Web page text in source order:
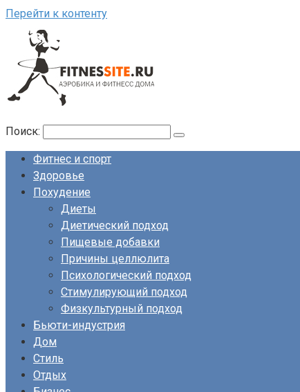
Перейти к контенту
Поиск:
Фитнес и спорт
Здоровье
Похудение
Диеты
Диетический подход
Пищевые добавки
Причины целлюлита
Психологический подход
Стимулирующий подход
Физкультурный подход
Бьюти-индустрия
Дом
Стиль
Отдых